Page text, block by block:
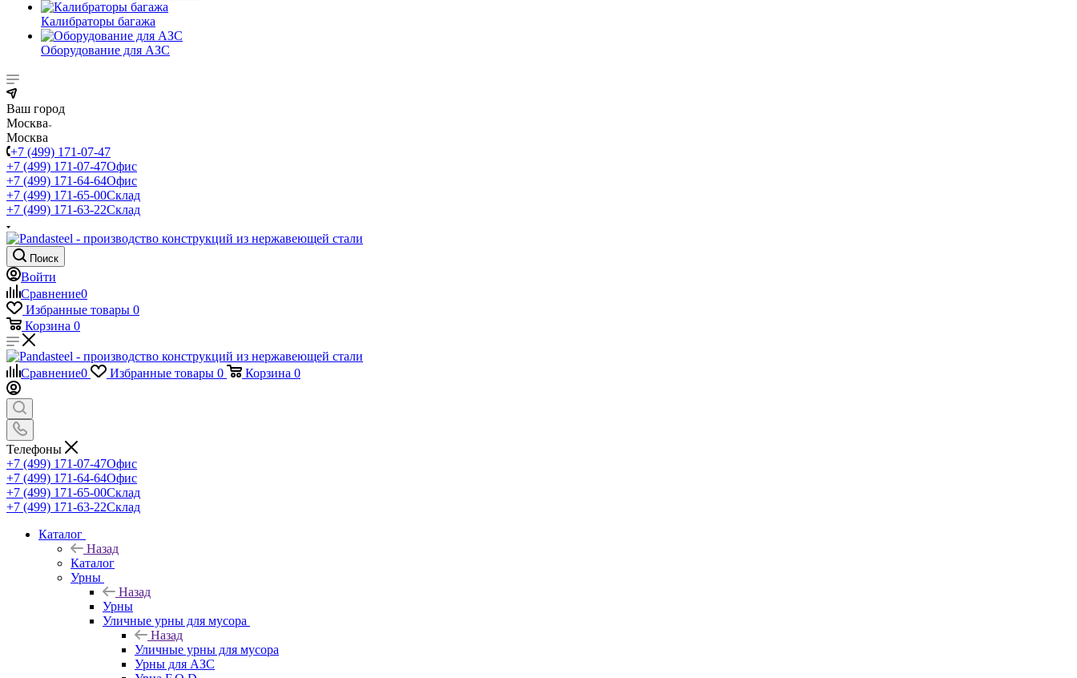
Калибраторы багажа
Оборудование для АЗС
Ваш город
Москва
Москва
+7 (499) 171-07-47
+7 (499) 171-07-47Офис
+7 (499) 171-64-64Офис
+7 (499) 171-65-00Склад
+7 (499) 171-63-22Склад
Поиск
Войти
Сравнение0
Избранные товары 0
Корзина 0
Сравнение0 Избранные товары 0 Корзина 0
Телефоны
+7 (499) 171-07-47Офис
+7 (499) 171-64-64Офис
+7 (499) 171-65-00Склад
+7 (499) 171-63-22Склад
Каталог
Назад
Каталог
Урны
Назад
Урны
Уличные урны для мусора
Назад
Уличные урны для мусора
Урны для АЗС